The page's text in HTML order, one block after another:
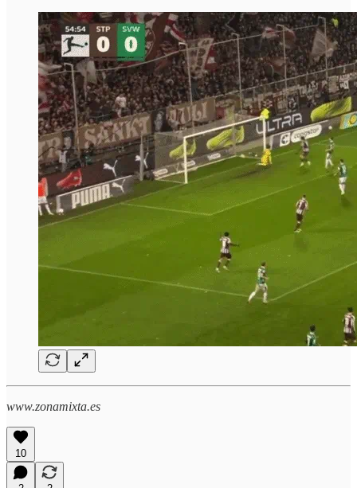
www.zonamixta.es
10